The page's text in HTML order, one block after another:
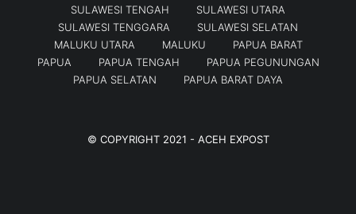
SULAWESI TENGAH
SULAWESI UTARA
SULAWESI TENGGARA
SULAWESI SELATAN
MALUKU UTARA
MALUKU
PAPUA BARAT
PAPUA
PAPUA TENGAH
PAPUA PEGUNUNGAN
PAPUA SELATAN
PAPUA BARAT DAYA
© COPYRIGHT 2021 - ACEH EXPOST